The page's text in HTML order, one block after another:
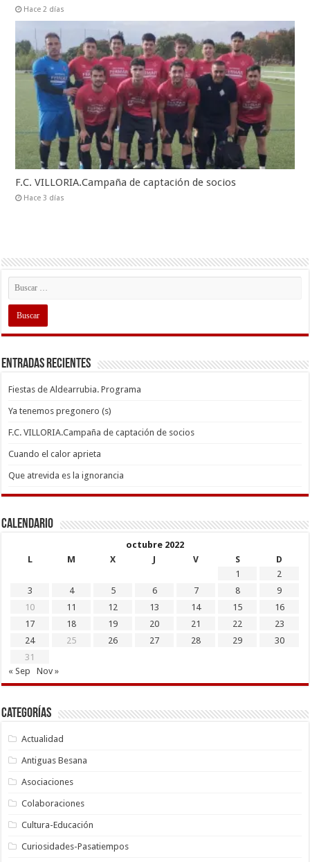
Hace 2 días
F.C. VILLORIA.Campaña de captación de socios
Hace 3 días
Entradas recientes
Fiestas de Aldearrubia. Programa
Ya tenemos pregonero (s)
F.C. VILLORIA.Campaña de captación de socios
Cuando el calor aprieta
Que atrevida es la ignorancia
Calendario
octubre 2022
L
M X J V S
D
1
2
3
4 5 6 7 8
9
10
11 12 13 14 15
16
17
18 19 20 21 22
23
24
25 26 27 28 29
30
31
« Sep
Nov »
Categorías
Actualidad
Antiguas Besana
Asociaciones
Colaboraciones
Cultura-Educación
Curiosidades-Pasatiempos